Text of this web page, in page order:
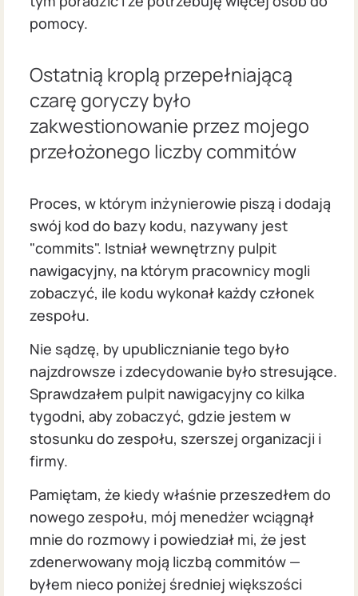
pomocy.
Ostatnią kroplą przepełniającą
czarę goryczy było
zakwestionowanie przez mojego
przełożonego liczby commitów
Proces, w którym inżynierowie piszą i dodają
swój kod do bazy kodu, nazywany jest
"commits". Istniał wewnętrzny pulpit
nawigacyjny, na którym pracownicy mogli
zobaczyć, ile kodu wykonał każdy członek
zespołu.
Nie sądzę, by upublicznianie tego było
najzdrowsze i zdecydowanie było stresujące.
Sprawdzałem pulpit nawigacyjny co kilka
tygodni, aby zobaczyć, gdzie jestem w
stosunku do zespołu, szerszej organizacji i
firmy.
Pamiętam, że kiedy właśnie przeszedłem do
nowego zespołu, mój menedżer wciągnął
mnie do rozmowy i powiedział mi, że jest
zdenerwowany moją liczbą commitów —
byłem nieco poniżej średniej większości